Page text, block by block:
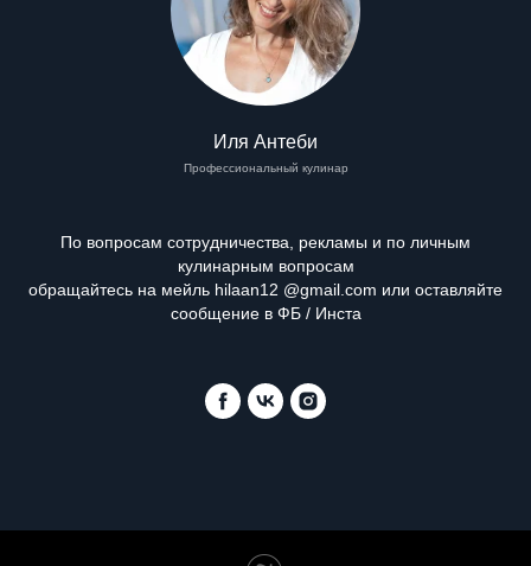
Иля Антеби
Профессиональный кулинар
По вопросам сотрудничества, рекламы и по личным
кулинарным вопросам
обращайтесь на мейль hilaan12 @gmail.com или оставляйте
сообщение в ФБ / Инста